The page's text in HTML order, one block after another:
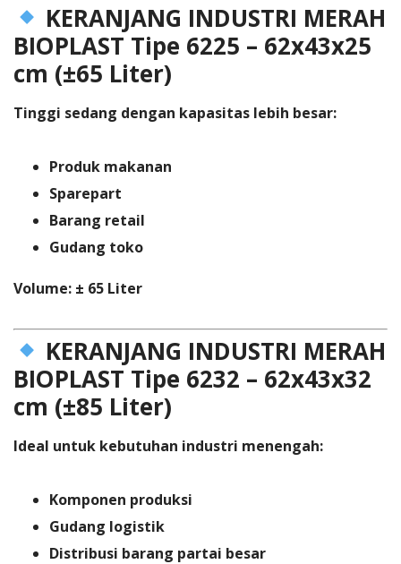
KERANJANG INDUSTRI MERAH
BIOPLAST Tipe 6225 – 62x43x25
cm (±65 Liter)
Tinggi sedang dengan kapasitas lebih besar:
Produk makanan
Sparepart
Barang retail
Gudang toko
Volume: ± 65 Liter
KERANJANG INDUSTRI MERAH
BIOPLAST Tipe 6232 – 62x43x32
cm (±85 Liter)
Ideal untuk kebutuhan industri menengah:
Komponen produksi
Gudang logistik
Distribusi barang partai besar